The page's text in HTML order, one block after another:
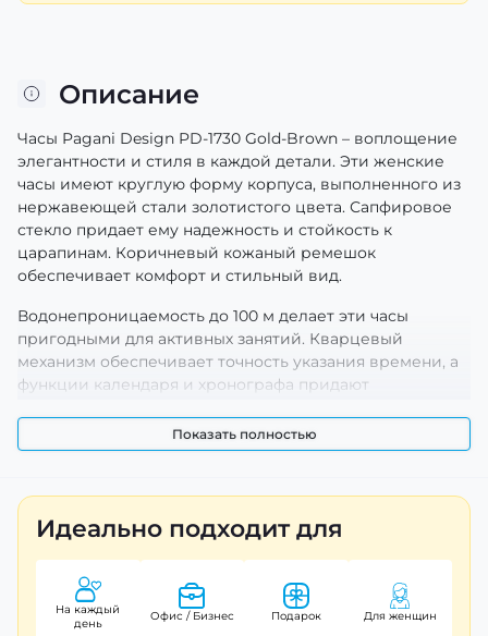
Описание
Часы Pagani Design PD-1730 Gold-Brown – воплощение
элегантности и стиля в каждой детали. Эти женские
часы имеют круглую форму корпуса, выполненного из
нержавеющей стали золотистого цвета. Сапфировое
стекло придает ему надежность и стойкость к
царапинам. Коричневый кожаный ремешок
обеспечивает комфорт и стильный вид.
Водонепроницаемость до 100 м делает эти часы
пригодными для активных занятий. Кварцевый
механизм обеспечивает точность указания времени, а
функции календаря и хронографа придают
индикацию часов, минут, секунд и числа с арабскими
цифрами и точками, что делает его удобным для
С гарантией 12 месяцев и весом 64 г, Pagani Design PD-
1730 – это идеальный аксессуар для тех, кто ценит
качество и стиль.
Показать полностью
Идеально подходит для
На каждый
день
Офис / Бизнес Подарок Для женщин